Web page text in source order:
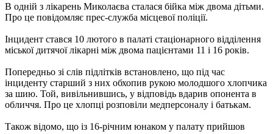
В одній з лікарень Миколаєва сталася бійка між двома дітьми.
Про це повідомляє прес-служба місцевої поліції.
Інцидент стався 10 лютого в палаті стаціонарного відділення
міської дитячої лікарні між двома пацієнтами 11 і 16 років.
Попередньо зі слів підлітків встановлено, що під час
інциденту старший з них обхопив рукою молодшого хлопчика
за шию. Той, вивільнившись, у відповідь вдарив опонента в
обличчя. Про це хлопці розповіли медперсоналу і батькам.
Також відомо, що із 16-річним юнаком у палату прийшов